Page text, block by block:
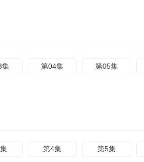
集 第04集 第05集
第4集 第5集